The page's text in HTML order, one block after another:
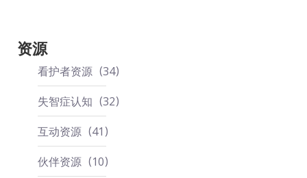
资源
看护者资源
34
失智症认知
32
互动资源
41
伙伴资源
10